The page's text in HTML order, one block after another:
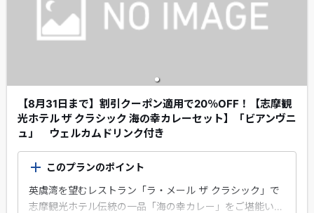
【8月31日まで】割引クーポン適用で20％OFF！【志摩観
光ホテル ザ クラシック 海の幸カレーセット】「ビアンヴニ
ュ」 ウェルカムドリンク付き
このプランのポイント
英虞湾を望むレストラン「ラ・メール ザ クラシック」で
志摩観光ホテル伝統の一品「海の幸カレー」をご堪能いた